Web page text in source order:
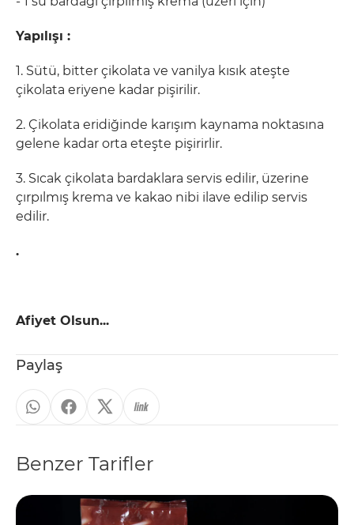
Paylaş
Yapılışı :
1. Sütü, bitter çikolata ve vanilya kısık ateşte
çikolata eriyene kadar pişirilir.
2. Çikolata eridiğinde karışım kaynama noktasına
gelene kadar orta eteşte pişirirlir.
3. Sıcak çikolata bardaklara servis edilir, üzerine
çırpılmış krema ve kakao nibi ilave edilip servis
edilir.
.
Afiyet Olsun...
Benzer Tarifler